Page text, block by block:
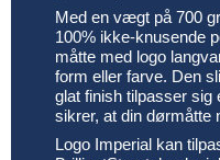
Med en vægt på 700
100% ikke-knusende
måtte med logo
form eller farve. Den
glat finish tilpasser sig
sikrer, at din dørmåtte
Logo Imperial kan